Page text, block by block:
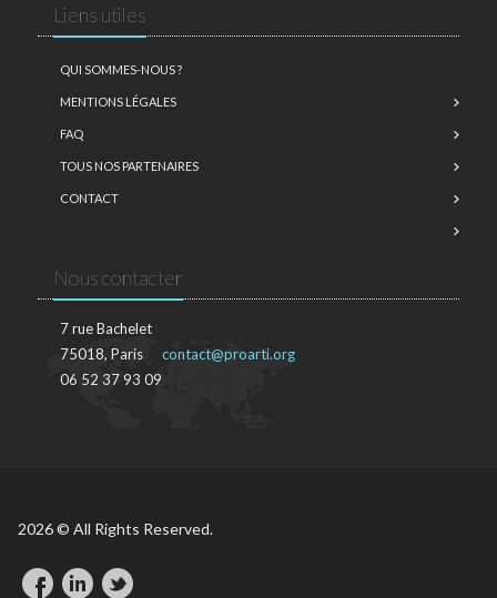
Liens utiles
QUI SOMMES-NOUS ?
MENTIONS LÉGALES
FAQ
TOUS NOS PARTENAIRES
CONTACT
Nous contacter
7 rue Bachelet
75018, Paris
06 52 37 93 09
contact@proarti.org
2026 © All Rights Reserved.